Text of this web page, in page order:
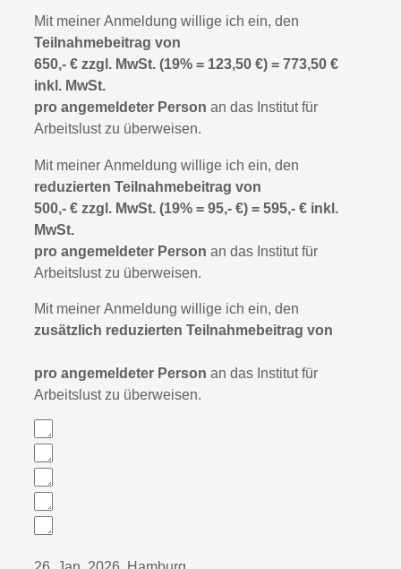
Mit meiner Anmeldung willige ich ein, den
Teilnahmebeitrag von
650,‑ € zzgl. MwSt. (19% = 123,50 €) = 773,50 €
inkl. MwSt.
pro angemeldeter Person an das Institut für
Arbeitslust zu überweisen.
Mit meiner Anmeldung willige ich ein, den
reduzierten Teilnahmebeitrag von
500,‑ € zzgl. MwSt. (19% = 95,‑ €) = 595,‑ € inkl.
MwSt.
pro angemeldeter Person an das Institut für
Arbeitslust zu überweisen.
Mit meiner Anmeldung willige ich ein, den
zusätzlich reduzierten Teilnahmebeitrag von
pro angemeldeter Person an das Institut für
Arbeitslust zu überweisen.